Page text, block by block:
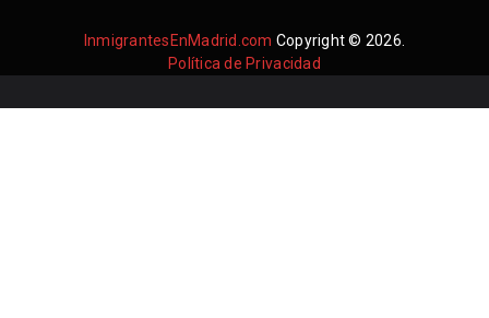
InmigrantesEnMadrid.com Copyright © 2026.
Política de Privacidad